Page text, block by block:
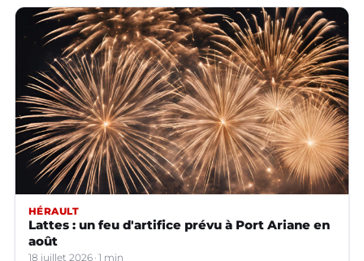
HÉRAULT
Lattes : un feu d'artifice prévu à Port Ariane en
août
18 juillet 2026 1 min